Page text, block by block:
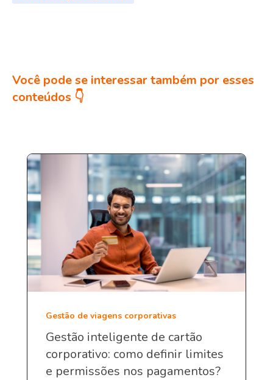
Você pode se interessar também por esses
conteúdos 👇
Gestão de viagens corporativas
Gestão inteligente de cartão
corporativo: como definir limites
e permissões nos pagamentos?